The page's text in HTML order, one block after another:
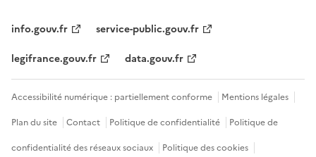
info.gouv.fr
service-public.gouv.fr
legifrance.gouv.fr
data.gouv.fr
Accessibilité numérique : partiellement conforme
Mentions légales
Plan du site
Contact Politique de confidentialité
Politique de
confidentialité des réseaux sociaux
Politique des cookies